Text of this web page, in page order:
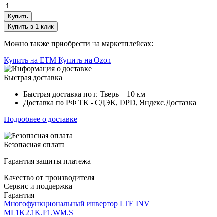
Купить
Купить в 1 клик
Можно также приобрести на маркетплейсах:
Купить на ETM Купить на Ozon
Быстрая доставка
Быстрая доставка по г. Тверь + 10 км
Доставка по РФ ТК - СДЭК, DPD, Яндекс.Доставка
Подробнее о доставке
Безопасная оплата
Гарантия защиты платежа
Качество от производителя
Сервис и поддержка
Гарантия
Многофункциональный инвертор LTE INV
ML1K2.1K.P1.WM.S